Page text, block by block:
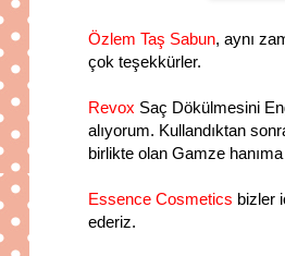
Özlem Taş Sabun, aynı
çok teşekkürler.
Revox Saç Dökülmesini
alıyorum. Kullandıktan
birlikte olan Gamze
Essence Cosmetics bizler
ederiz.